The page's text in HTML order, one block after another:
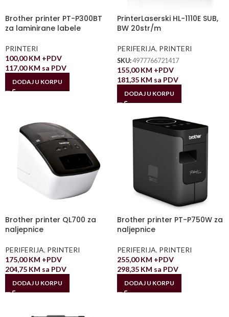
Brother printer PT-P300BT
za laminirane labele
PRINTERI
100,00KM +PDV
117,00KM sa PDV
DODAJ U KORPU
PrinterLaserski HL-1110E SUB,
BW 20str/m
PERIFERIJA, PRINTERI
SKU:4977766721417
155,00KM +PDV
181,35 KM sa PDV
DODAJ U KORPU
Brother printer QL700 za
naljepnice
PERIFERIJA, PRINTERI
175,00KM +PDV
204,75 KM sa PDV
DODAJ U KORPU
Brother printer PT-P750W za
naljepnice
PERIFERIJA, PRINTERI
255,00KM +PDV
298,35 KM sa PDV
DODAJ U KORPU